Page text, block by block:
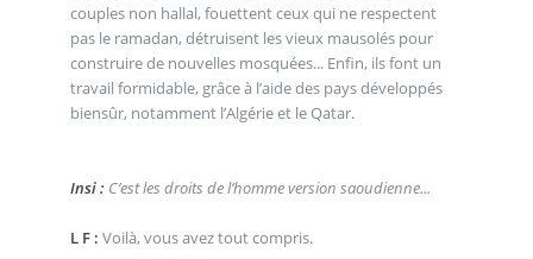
couples non hallal, fouettent ceux qui ne respectent
pas le ramadan, détruisent les vieux mausolés pour
construire de nouvelles mosquées... Enfin, ils font un
travail formidable, grâce à l’aide des pays développés
biensûr, notamment l’Algérie et le Qatar.
Insi : C’est les droits de l’homme version saoudienne...
L F : Voilà, vous avez tout compris.